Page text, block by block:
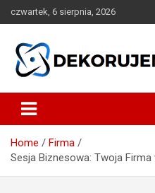
to
czwartek, 6 sierpnia, 2026
dekorujemy-
Home
Firma
Sesja Biznesowa: Twoja